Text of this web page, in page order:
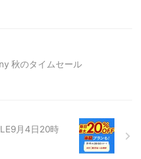
秋のタイムセール
月4日20時